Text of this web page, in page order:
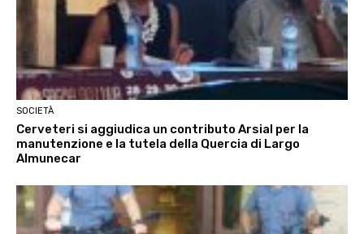
SOCIETÀ
Cerveteri si aggiudica un contributo Arsial per la
manutenzione e la tutela della Quercia di Largo
Almunecar